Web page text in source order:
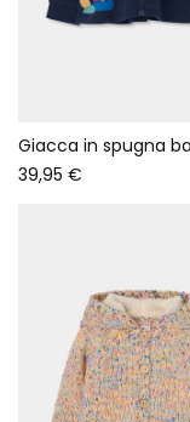
39,95 €